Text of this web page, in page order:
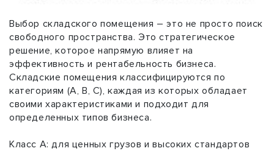
Выбор складского помещения – это не просто поиск
свободного пространства. Это стратегическое
решение, которое напрямую влияет на
эффективность и рентабельность бизнеса.
Складские помещения классифицируются по
категориям (A, B, C), каждая из которых обладает
своими характеристиками и подходит для
определенных типов бизнеса.
Класс A: для ценных грузов и высоких стандартов